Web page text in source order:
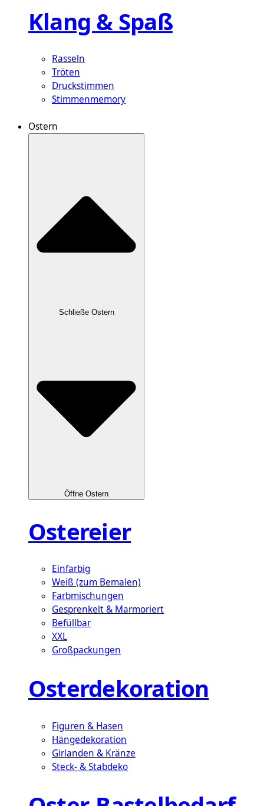
Klang & Spaß
Rasseln
Tröten
Druckstimmen
Stimmenmemory
Ostern
Schließe Ostern
Öffne Ostern
Ostereier
Einfarbig
Weiß (zum Bemalen)
Farbmischungen
Gesprenkelt & Marmoriert
Befüllbar
XXL
Großpackungen
Osterdekoration
Figuren & Hasen
Hängedekoration
Girlanden & Kränze
Steck- & Stabdeko